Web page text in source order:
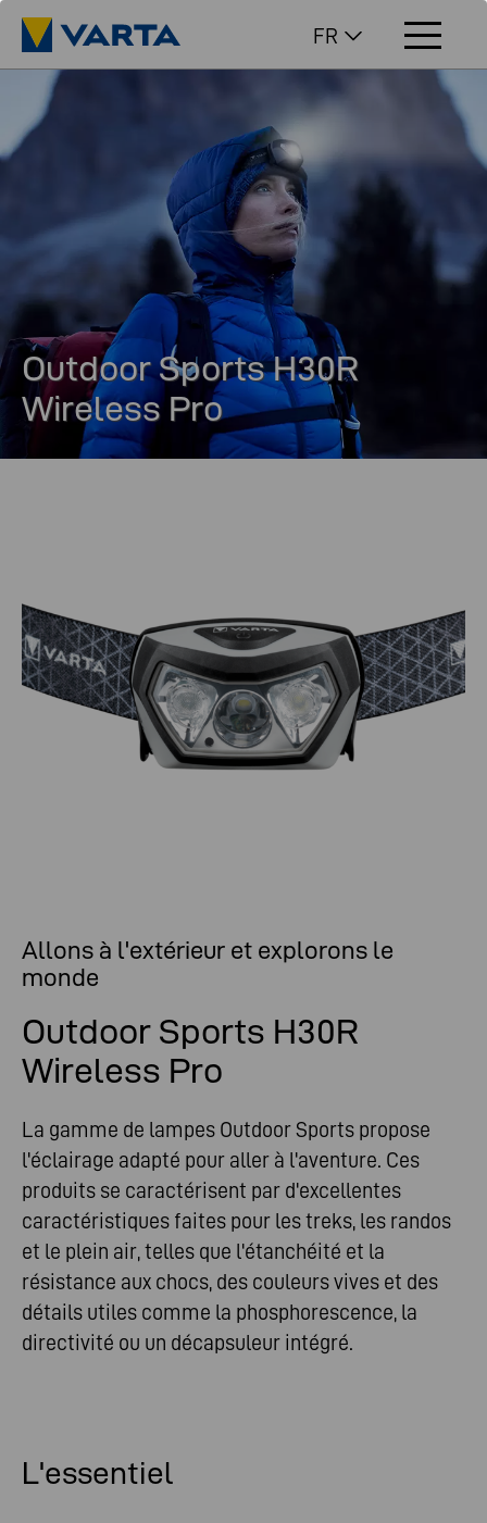
FR
Outdoor Sports H30R
Wireless Pro
Allons à l'extérieur et explorons le
monde
Outdoor Sports H30R
Wireless Pro
La gamme de lampes Outdoor Sports propose
l'éclairage adapté pour aller à l'aventure. Ces
produits se caractérisent par d'excellentes
caractéristiques faites pour les treks, les randos
et le plein air, telles que l'étanchéité et la
résistance aux chocs, des couleurs vives et des
détails utiles comme la phosphorescence, la
directivité ou un décapsuleur intégré.
L'essentiel